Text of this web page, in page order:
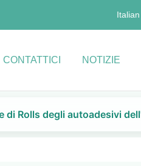
Italian
CONTATTICI NOTIZIE
di Rolls degli autoadesivi